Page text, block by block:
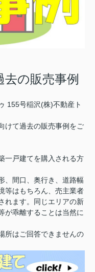
去の販売事例
155号稲沢(株)不動産ト
けて過去の販売事例をご
一戸建てを購入される方
、間口、奥行き、道路幅
等はもちろん、売主業者
れます。同じエリアの新
が乖離することは当然に
所はご回答できませんの